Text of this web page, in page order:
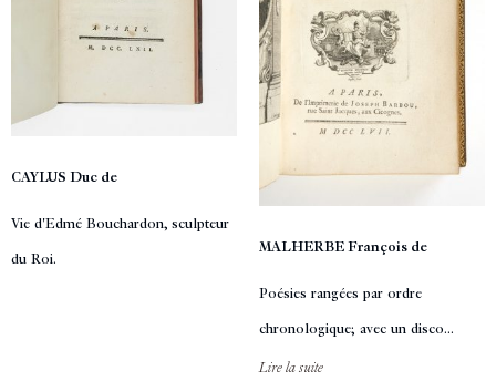
CAYLUS Duc de
Vie d'Edmé Bouchardon, sculpteur
du Roi.
MALHERBE François de
Poésies rangées par ordre
chronologique; avec un disco...
Lire la suite